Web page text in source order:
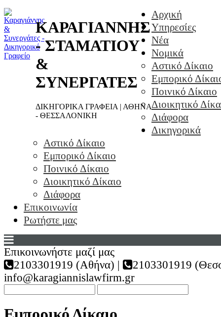
ΚΑΡΑΓΙΑΝΝΗΣ
- ΣΤΑΜΑΤΙΟΥ
&
ΣΥΝΕΡΓΑΤΕΣ
ΔΙΚΗΓΟΡΙΚΑ ΓΡΑΦΕΙΑ | ΑΘΗΝΑ
- ΘΕΣΣΑΛΟΝΙΚΗ
Αρχική
Υπηρεσίες
Νέα
Νομικά
Αστικό Δίκαιο
Εμπορικό
Ποινικό Δίκαιο
Διοικητικό
Διάφορα
Δικηγορικά
Αστικό Δίκαιο
Εμπορικό Δίκαιο
Ποινικό Δίκαιο
Διοικητικό Δίκαιο
Διάφορα
Επικοινωνία
Ρωτήστε μας
Επικοινωνήστε μαζί μας
2103301919 (Αθήνα) |
2103301919
info@karagiannislawfirm.gr